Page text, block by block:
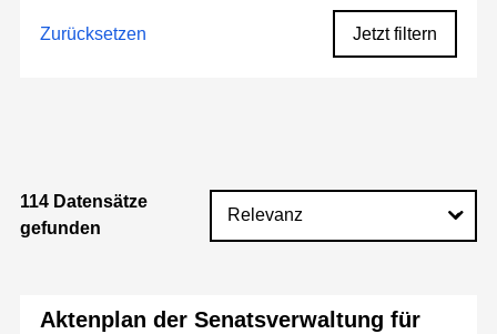
Zurücksetzen Jetzt filtern
114 Datensätze
gefunden
Aktenplan der Senatsverwaltung für